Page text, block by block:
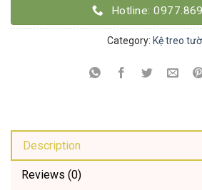
Hotline:
Category: Kệ treo
Description
Reviews (0)